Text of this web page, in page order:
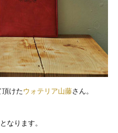
けたウォテリア山藤さん。
なります。